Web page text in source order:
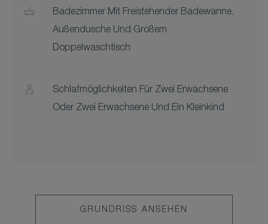
Badezimmer Mit Freistehender Badewanne,
Außendusche Und Großem
Doppelwaschtisch
Schlafmöglichkeiten Für Zwei Erwachsene
Oder Zwei Erwachsene Und Ein Kleinkind
GRUNDRISS ANSEHEN